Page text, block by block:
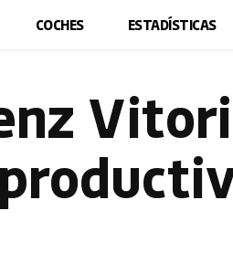
COCHES ESTADÍSTICAS